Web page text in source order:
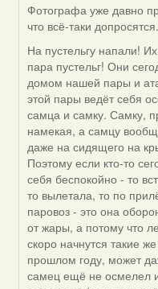
In
reply
to
by
Harrier
Фотографа уже давно
что всё-таки допросятся.
На пустельгу напали!
пара пустельг! Они
домом нашей пары и
этой пары ведёт себя
самца и самку. Самку,
намекая, а самцу
даже на сидящего на
Поэтому если кто-то
себя беспокойно - то
то вылетала, то по
паровоз - это она
от жары, а потому что
скоро начнутся такие
прошлом году, может
самец ещё не осмелел